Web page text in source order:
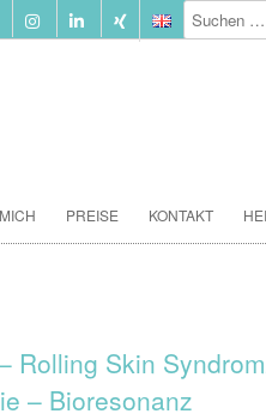
PREISE KONTAKT
Rolling Skin
– Bioresonanz